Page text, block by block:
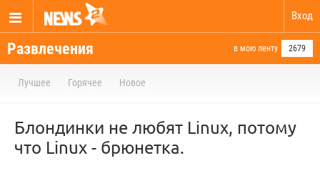
Вход
Развлечения в мою ленту 2679
Лучшее Горячее Новое
Блондинки не любят Linux, потому
что Linux - брюнетка.